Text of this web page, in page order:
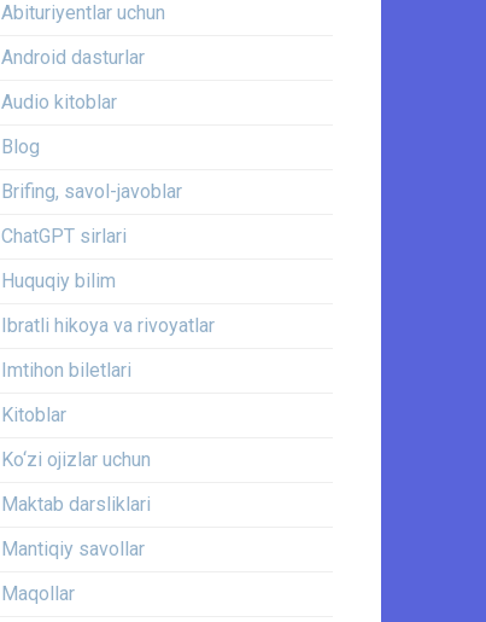
Abituriyentlar uchun
Android dasturlar
Audio kitoblar
Blog
Brifing, savol-javoblar
ChatGPT sirlari
Huquqiy bilim
Ibratli hikoya va rivoyatlar
Imtihon biletlari
Kitoblar
Ko‘zi ojizlar uchun
Maktab darsliklari
Mantiqiy savollar
Maqollar